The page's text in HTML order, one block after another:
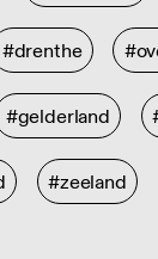
#drenthe
#gelderland
#zeeland